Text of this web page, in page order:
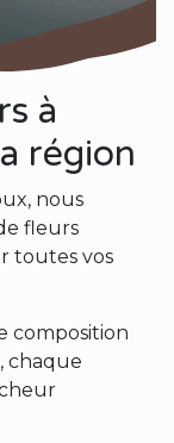
à
région
nous
fleurs
toutes vos
composition
chaque